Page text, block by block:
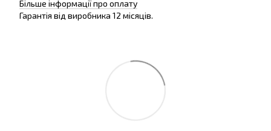
Більше інформації про оплату
Гарантія від виробника 12 місяців.